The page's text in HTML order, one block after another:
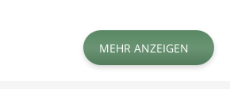
MEHR ANZEIGEN